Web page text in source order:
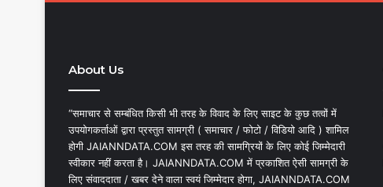
About Us
“समाचार से सम्बंधित किसी भी तरह के विवाद के लिए साइट के कुछ तत्वों में
उपयोगकर्ताओं द्वारा प्रस्तुत सामग्री ( समाचार / फोटो / विडियो आदि ) शामिल
होगी JAIANNDATA.COM इस तरह की सामग्रियों के लिए कोई जिम्मेदारी
स्वीकार नहीं करता है। JAIANNDATA.COM में प्रकाशित ऐसी सामग्री के
लिए संवाददाता / खबर देने वाला स्वयं जिम्मेदार होगा, JAIANNDATA.COM